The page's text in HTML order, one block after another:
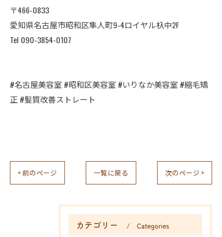
〒466-0833
愛知県名古屋市昭和区隼人町9-4ロイヤル杁中2F
Tel 090-3854-0107⁡
#名古屋美容室 #昭和区美容室 #いりなか美容室 #縮毛矯
正 #髪質改善ストレート
< 前のページ 一覧に戻る 次のページ >
カテゴリー Categories